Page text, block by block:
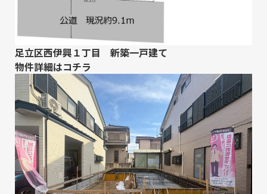
足立区西伊興１丁目 新築一戸建て
物件詳細はコチラ